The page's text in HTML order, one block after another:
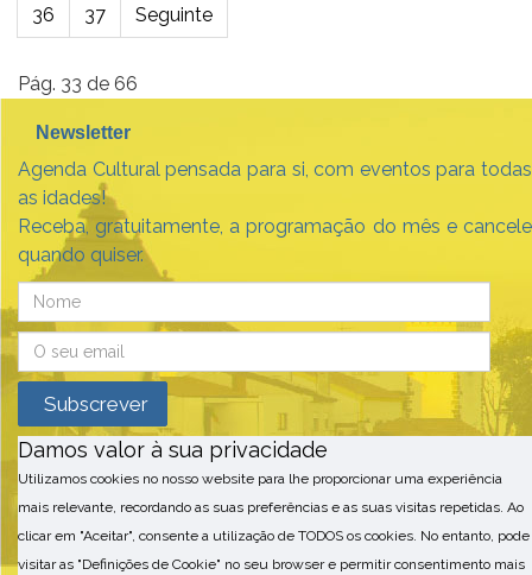
36
37 Seguinte
Pág. 33 de 66
Newsletter
Agenda Cultural pensada para si, com eventos para todas
as idades!
Receba, gratuitamente, a programação do mês e cancele
quando quiser.
Damos valor à sua privacidade
Utilizamos cookies no nosso website para lhe proporcionar uma experiência
mais relevante, recordando as suas preferências e as suas visitas repetidas. Ao
clicar em "Aceitar", consente a utilização de TODOS os cookies. No entanto, pode
visitar as "Definições de Cookie" no seu browser e permitir consentimento mais